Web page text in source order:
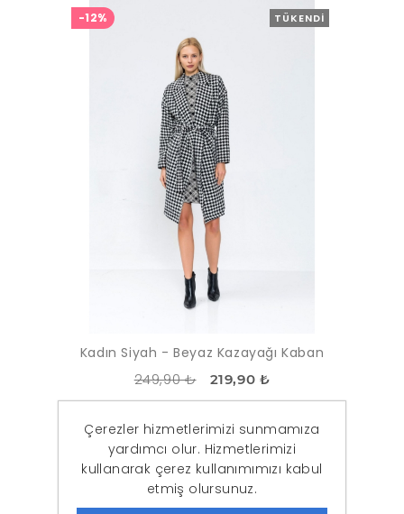
TÜKENDI
-12%
Kadın Siyah - Beyaz Kazayağı Kaban
249,90 ₺ 219,90 ₺
TÜKENDI
-10%
Kadın Siyah Bağlamalı Kazayağı Kaban
209,90 ₺
Çerezler hizmetlerimizi sunmamıza
yardımcı olur. Hizmetlerimizi
kullanarak çerez kullanımımızı kabul
etmiş olursunuz.